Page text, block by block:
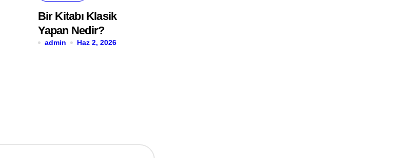
Bir Kitabı Klasik
Yapan Nedir?
admin Haz 2, 2026